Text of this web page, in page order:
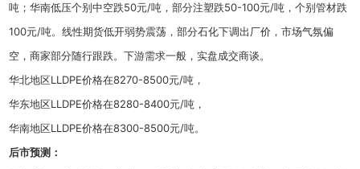
吨；华南低压个别中空跌50元/吨，部分注塑跌50-100元/吨，个别管材跌
100元/吨。线性期货低开弱势震荡，部分石化下调出厂价，市场气氛偏
空，商家部分随行跟跌。下游需求一般，实盘成交商谈。
华北地区LLDPE价格在8270-8500元/吨，
华东地区LLDPE价格在8280-8400元/吨，
华南地区LLDPE价格在8300-8500元/吨。
后市预测：